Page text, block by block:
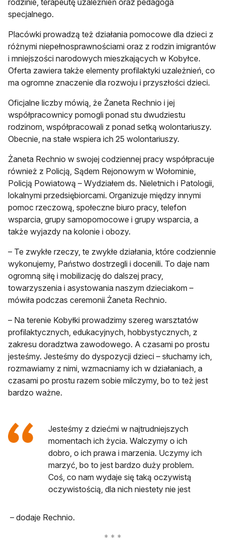
rodzinie, terapeutę uzależnień oraz pedagoga
specjalnego.
Placówki prowadzą też działania pomocowe dla dzieci z
różnymi niepełnosprawnościami oraz z rodzin imigrantów
i mniejszości narodowych mieszkających w Kobyłce.
Oferta zawiera także elementy profilaktyki uzależnień, co
ma ogromne znaczenie dla rozwoju i przyszłości dzieci.
Oficjalne liczby mówią, że Żaneta Rechnio i jej
współpracownicy pomogli ponad stu dwudziestu
rodzinom, współpracowali z ponad setką wolontariuszy.
Obecnie, na stałe wspiera ich 25 wolontariuszy.
Żaneta Rechnio w swojej codziennej pracy współpracuje
również z Policją, Sądem Rejonowym w Wołominie,
Policją Powiatową – Wydziałem ds. Nieletnich i Patologii,
lokalnymi przedsiębiorcami. Organizuje między innymi
pomoc rzeczową, społeczne biuro pracy, telefon
wsparcia, grupy samopomocowe i grupy wsparcia, a
także wyjazdy na kolonie i obozy.
– Te zwykłe rzeczy, te zwykłe działania, które codziennie
wykonujemy, Państwo dostrzegli i docenili. To daje nam
ogromną siłę i mobilizację do dalszej pracy,
towarzyszenia i asystowania naszym dzieciakom –
mówiła podczas ceremonii Żaneta Rechnio.
– Na terenie Kobyłki prowadzimy szereg warsztatów
profilaktycznych, edukacyjnych, hobbystycznych, z
zakresu doradztwa zawodowego. A czasami po prostu
jesteśmy. Jesteśmy do dyspozycji dzieci – słuchamy ich,
rozmawiamy z nimi, wzmacniamy ich w działaniach, a
czasami po prostu razem sobie milczymy, bo to też jest
bardzo ważne.
Jesteśmy z dziećmi w najtrudniejszych
momentach ich życia. Walczymy o ich
dobro, o ich prawa i marzenia. Uczymy ich
marzyć, bo to jest bardzo duży problem.
Coś, co nam wydaje się taką oczywistą
oczywistością, dla nich niestety nie jest
– dodaje Rechnio.